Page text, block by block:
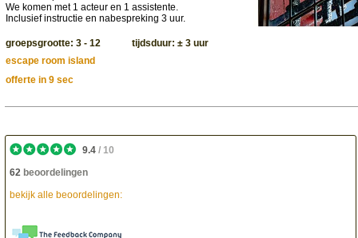
We komen met 1 acteur en 1 assistente.
Inclusief instructie en nabespreking 3 uur.
groepsgrootte: 3 - 12 tijdsduur: ± 3 uur
escape room island
offerte in 9 sec
9.4 / 10
62 beoordelingen
bekijk alle beoordelingen: